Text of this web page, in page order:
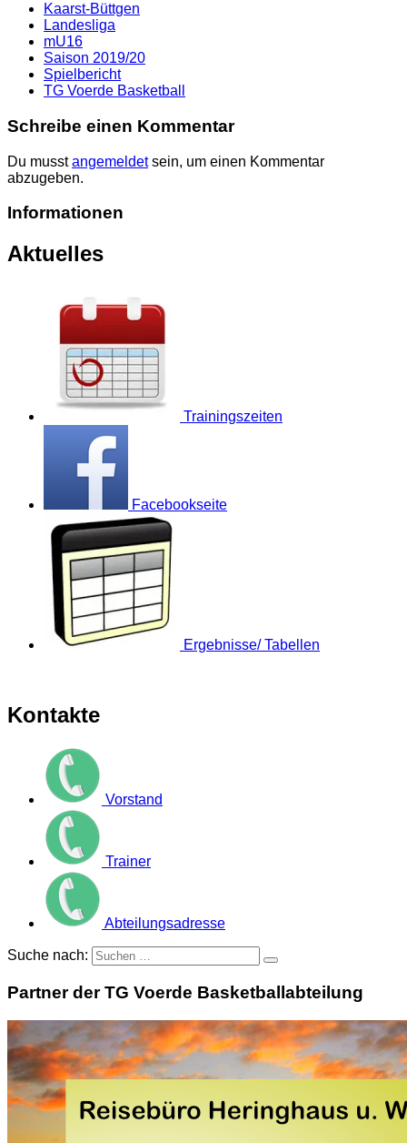
Kaarst-Büttgen
Landesliga
mU16
Saison 2019/20
Spielbericht
TG Voerde Basketball
Schreibe einen Kommentar
Du musstangemeldetsein, um einen Kommentar
abzugeben.
Informationen
Aktuelles
Trainingszeiten
Facebookseite
Ergebnisse/ Tabellen
Kontakte
Vorstand
Trainer
Abteilungsadresse
Suche nach:
Partner der TG Voerde Basketballabteilung